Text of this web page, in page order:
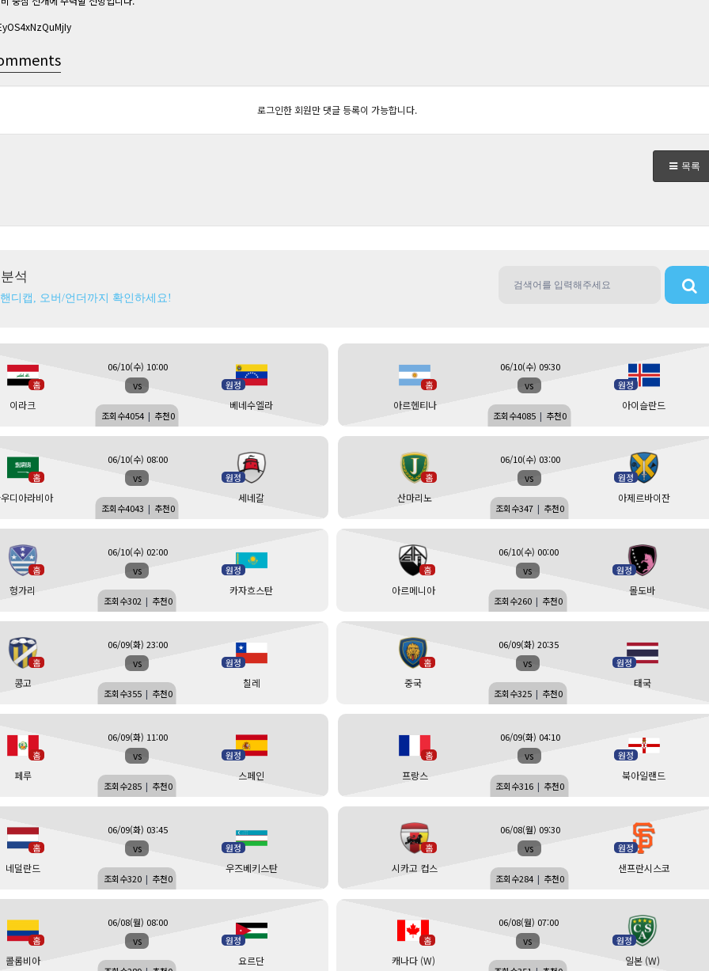
로그인한 회원만 댓글 등록이 가능합니다.
목록
석
디캡, 오버/언더까지 확인하세요!
홈
이라크
vs 원정
베네수엘라
06/10(수) 10:00
조회수4054 | 추천0
홈
아르헨티나
vs 원정
아이슬란드
06/10(수) 09:30
조회수4085 | 추천0
홈
디아라비아
vs 원정
세네갈
06/10(수) 08:00
조회수4043 | 추천0
홈
산마리노
vs 원정
아제르바이잔
06/10(수) 03:00
조회수347 | 추천0
홈
헝가리
vs 원정
카자흐스탄
06/10(수) 02:00
조회수302 | 추천0
홈
아르메니아
vs 원정
몰도바
06/10(수) 00:00
조회수260 | 추천0
홈
콩고
vs 원정
칠레
06/09(화) 23:00
조회수355 | 추천0
홈
중국
vs 원정
태국
06/09(화) 20:35
조회수325 | 추천0
홈
페루
vs 원정
스페인
06/09(화) 11:00
조회수285 | 추천0
홈
프랑스
vs 원정
북아일랜드
06/09(화) 04:10
조회수316 | 추천0
홈
네덜란드
vs 원정
우즈베키스탄
06/09(화) 03:45
조회수320 | 추천0
홈
시카고 컵스
vs 원정
샌프란시스코
06/08(월) 09:30
조회수284 | 추천0
홈
콜롬비아
vs 원정
요르단
06/08(월) 08:00
홈
캐나다 (W)
vs 원정
일본 (W)
06/08(월) 07:00